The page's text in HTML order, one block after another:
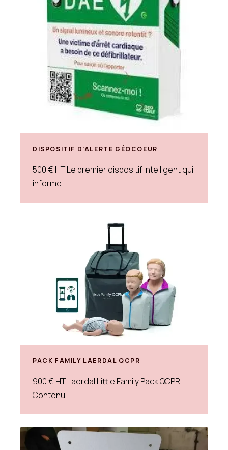
DISPOSITIF D'ALERTE GÉOCOEUR
500 € HT Le premier dispositif intelligent qui
informe...
PACK FAMILY LAERDAL QCPR
900 € HT Laerdal Little Family Pack QCPR
Contenu...